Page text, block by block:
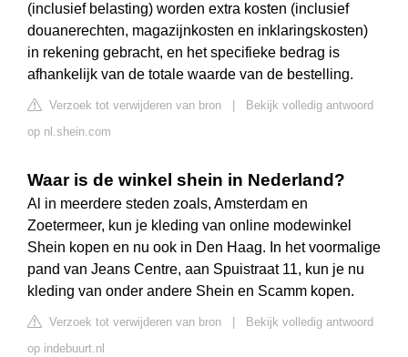
(inclusief belasting) worden extra kosten (inclusief
douanerechten, magazijnkosten en inklaringskosten)
in rekening gebracht, en het specifieke bedrag is
afhankelijk van de totale waarde van de bestelling.
Verzoek tot verwijderen van bron
Bekijk volledig antwoord
op nl.shein.com
Waar is de winkel shein in Nederland?
Al in meerdere steden zoals, Amsterdam en
Zoetermeer, kun je kleding van online modewinkel
Shein kopen en nu ook in Den Haag. In het voormalige
pand van Jeans Centre, aan Spuistraat 11, kun je nu
kleding van onder andere Shein en Scamm kopen.
Verzoek tot verwijderen van bron
Bekijk volledig antwoord
op indebuurt.nl